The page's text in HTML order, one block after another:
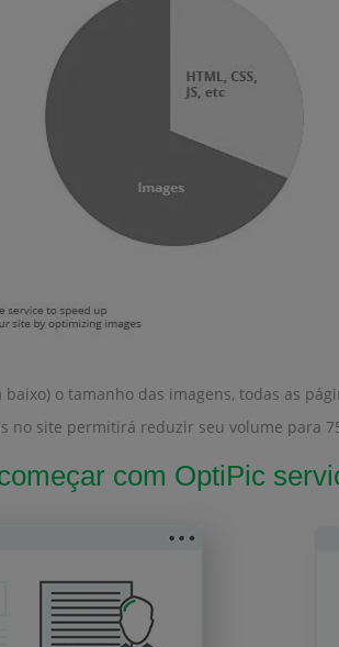
baixo) o tamanho das imagens, todas as
no site permitirá reduzir seu volume para
com OptiPic